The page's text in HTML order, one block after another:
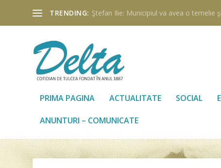
TRENDING: Ştefan Ilie: Municipiul va avea o temelie
PRIMA PAGINA ACTUALITATE SOCIAL
ANUNTURI – COMUNICATE